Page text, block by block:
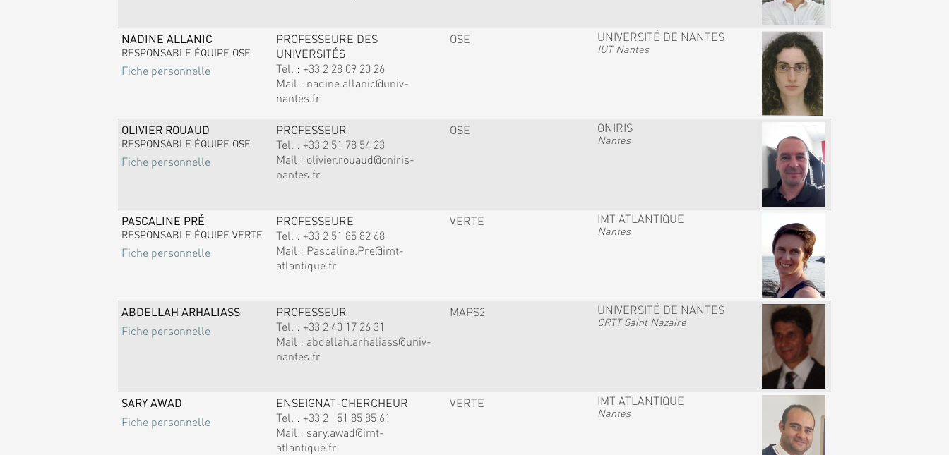
NADINE ALLANIC
RESPONSABLE ÉQUIPE OSE
Fiche personnelle
PROFESSEURE DES
UNIVERSITÉS
Tel. : +33 2 28 09 20 26
Mail : nadine.allanic@univ-
nantes.fr
OSE UNIVERSITÉ DE NANTES
IUT Nantes
OLIVIER ROUAUD
RESPONSABLE ÉQUIPE OSE
Fiche personnelle
PROFESSEUR
Tel. : +33 2 51 78 54 23
Mail : olivier.rouaud@oniris-
nantes.fr
OSE ONIRIS
Nantes
PASCALINE PRÉ
RESPONSABLE ÉQUIPE VERTE
Fiche personnelle
PROFESSEURE
Tel. : +33 2 51 85 82 68
Mail : Pascaline.Pre@imt-
atlantique.fr
VERTE IMT ATLANTIQUE
Nantes
ABDELLAH ARHALIASS
Fiche personnelle
PROFESSEUR
Tel. : +33 2 40 17 26 31
Mail : abdellah.arhaliass@univ-
nantes.fr
MAPS2 UNIVERSITÉ DE NANTES
CRTT Saint Nazaire
SARY AWAD
Fiche personnelle
ENSEIGNAT-CHERCHEUR
Tel. : +33 2 51 85 85 61
Mail : sary.awad@imt-
atlantique.fr
VERTE IMT ATLANTIQUE
Nantes